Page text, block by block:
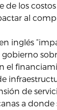
los
al
inglés
el
de
a donde